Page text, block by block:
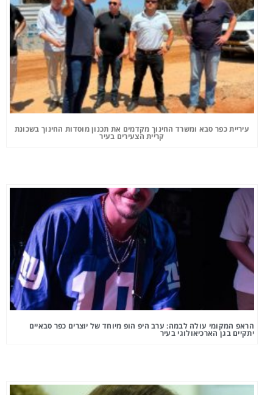
עיריית כפר סבא ומשרד החינוך מקדמים את תכנון מוסדות החינוך בשכונת
קריית הצעירים בעיר
הראפ המקומי עולה לבמה: ערב היפ הופ מיוחד של יוצרים כפר סבאיים
יתקיים בגן הארכיאולוגי בעיר